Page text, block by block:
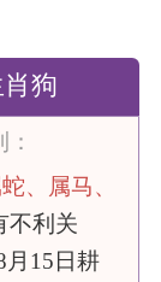
狗
、属马、
不利关
月15日耕